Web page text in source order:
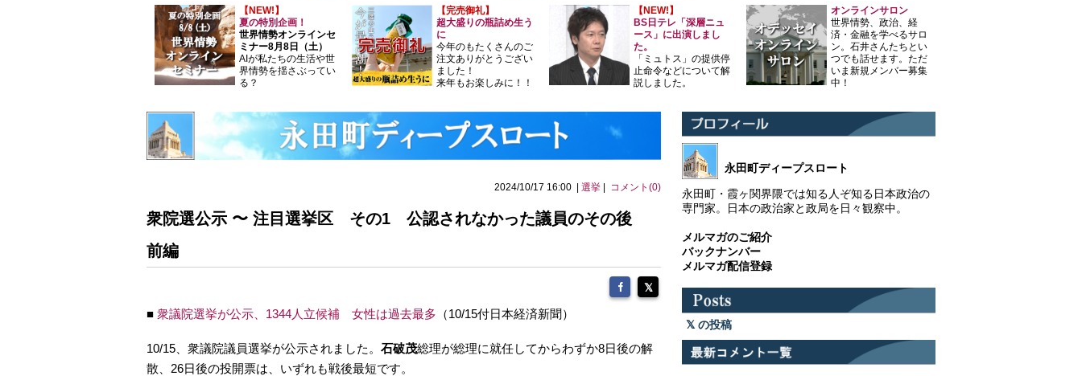
【NEW!】
夏の特別企画！
世界情勢オンラインセ
ミナー8月8日（土）
AIが私たちの生活や世
界情勢を揺さぶってい
る？
【完売御礼】
超大盛りの瓶詰め生う
に
今年のもたくさんのご
注文ありがとうござい
ました！
来年もお楽しみに！！
【NEW!】
BS日テレ「深層ニュ
ース」に出演しまし
た。
「ミュトス」の提供停
止命令などについて解
説しました。
オンラインサロン
世界情勢、政治、経
済・金融を学べるサロ
ン。石井さんたちとい
つでも話せます。ただ
いま新規メンバー募集
中！
2024/10/17 16:00 | 選挙| コメント(0)
衆院選公示 〜 注目選挙区 その1 公認されなかった議員のその後
前編
■ 衆議院選挙が公示、1344人立候補 女性は過去最多 （10/15付日本経済新聞）
10/15、衆議院議員選挙が公示されました。 石破茂総理が総理に就任してからわずか8日後の解
散、26日後の投開票は、いずれも戦後最短です。
永田町ディープスロート
永田町・霞ヶ関界隈では知る人ぞ知る日本政治の
専門家。日本の政治家と政局を日々観察中。
メルマガのご紹介
バックナンバー
メルマガ配信登録
の投稿